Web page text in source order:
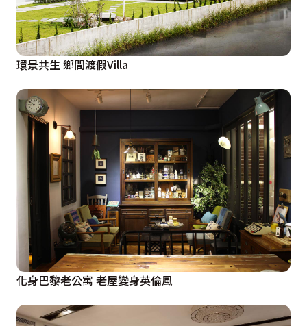
環景共生 鄉間渡假Villa
化身巴黎老公寓 老屋變身英倫風